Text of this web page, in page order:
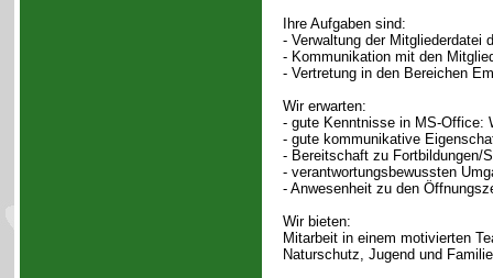
Ihre Aufgaben sind:
- Verwaltung der Mitgliederdatei
- Kommunikation mit den
- Vertretung in den Bereichen
Wir erwarten:
- gute Kenntnisse in MS-Office:
- gute kommunikative
- Bereitschaft zu Fortbildungen/
- verantwortungsbewussten
- Anwesenheit zu den
Wir bieten:
Mitarbeit in einem motivierten
Naturschutz, Jugend und